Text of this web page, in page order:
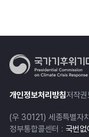
개인정보처리방침저작
(우 30121) 세종특별자
정부통합콜센터 : 국번